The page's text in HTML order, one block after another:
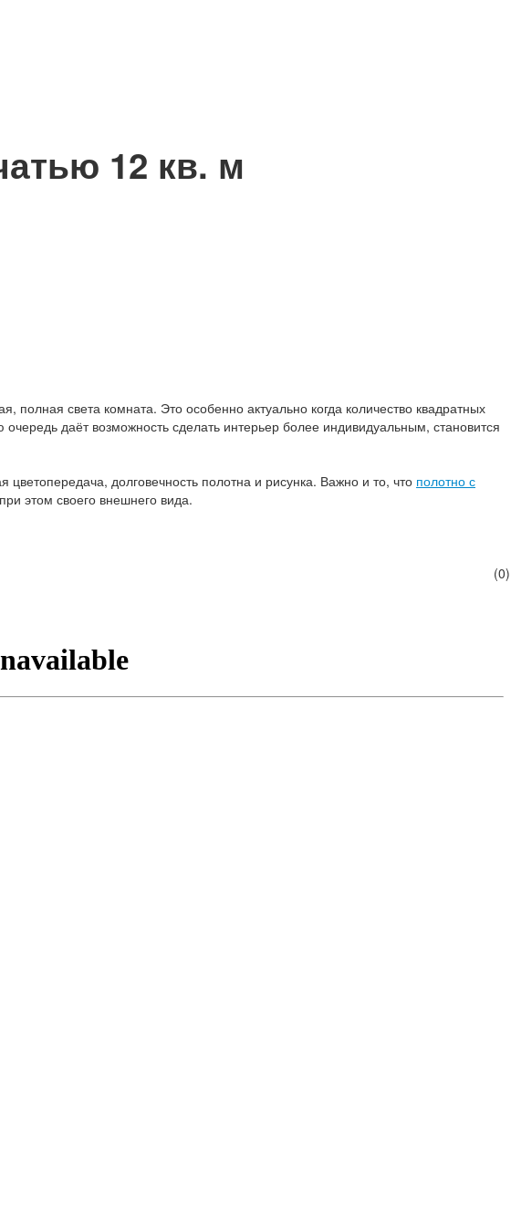
12 кв. м
света комната. Это особенно актуально когда количество квадратных
даёт возможность сделать интерьер более индивидуальным, становится
долговечность полотна и рисунка. Важно и то, что полотно с
этом своего внешнего вида.
(0)